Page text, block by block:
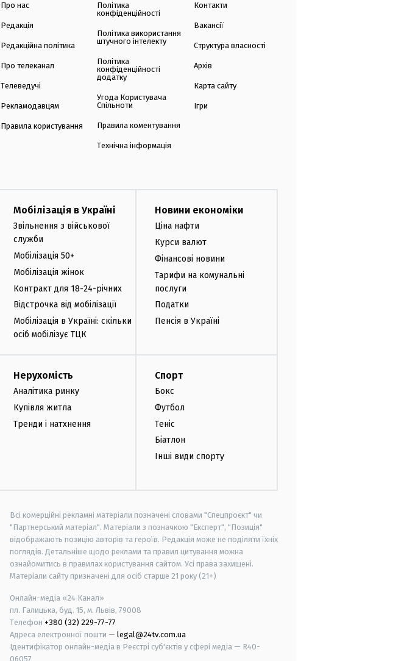
Про нас
Редакція
Редакційна політика
Про телеканал
Телеведучі
Рекламодавцям
Правила користування
Політика
конфіденційності
Політика використання
штучного інтелекту
Політика
конфіденційності
додатку
Угода Користувача
Спільноти
Правила коментування
Технічна інформація
Контакти
Вакансії
Структура власності
Архів
Карта сайту
Ігри
Мобілізація в Україні
Звільнення з військової
служби
Мобілізація 50+
Мобілізація жінок
Контракт для 18-24-річних
Відстрочка від мобілізації
Мобілізація в Україні: скільки
осіб мобілізує ТЦК
Новини економіки
Ціна нафти
Курси валют
Фінансові новини
Тарифи на комунальні
послуги
Податки
Пенсія в Україні
Нерухомість
Аналітика ринку
Купівля житла
Тренди і натхнення
Спорт
Бокс
Футбол
Теніс
Біатлон
Інші види спорту
Всі комерційні рекламні матеріали позначені словами "Спецпроєкт" чи
"Партнерський матеріал". Матеріали з позначкою "Експерт", "Позиція"
відображають позицію авторів та героїв. Редакція може не поділяти їхніх
поглядів. Детальніше щодо реклами та правил цитування можна
ознайомитись в правилах користування сайтом. Усі права захищені.
Матеріали сайту призначені для осіб старше 21 року (21+)
Онлайн-медіа «24 Канал»
пл. Галицька, буд. 15, м. Львів, 79008
Телефон +380 (32) 229-77-77
Адреса електронної пошти — legal@24tv.com.ua
Ідентифікатор онлайн-медіа в Реєстрі суб'єктів у сфері медіа — R40-
06057